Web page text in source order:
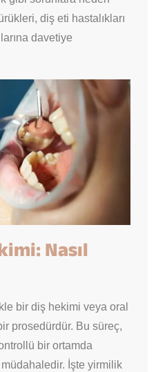
diş eti hastalıkları
davetiye
Nasıl
bir diş hekimi veya oral
prosedürdür. Bu süreç,
bir ortamda
İşte yirmilik